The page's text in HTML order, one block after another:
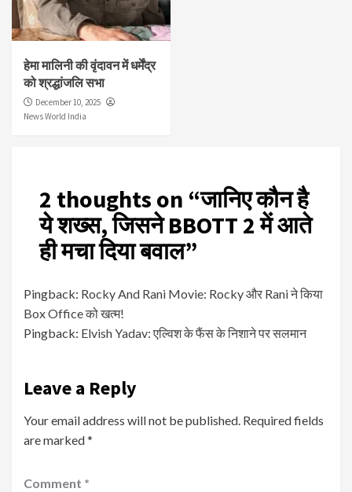
हेमा मालिनी की वृंदावन में धर्मेंद्र
को श्रद्धांजलि सभा
December 10, 2025
News World India
2 thoughts on “जानिए कौन है
ये शख्स, जिसने BBOTT 2 में आते
ही मचा दिया बवाल”
Pingback: Rocky And Rani Movie: Rocky और Rani ने किया
Box Office को खत्म!
Pingback: Elvish Yadav: एल्विश के फैंस के निशाने पर सलमान
Leave a Reply
Your email address will not be published. Required fields
are marked*
Comment *